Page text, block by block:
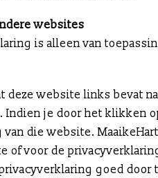
websites
is alleen van
deze website links bevat
Indien je door het klikken
van die website.
of voor de
goed door